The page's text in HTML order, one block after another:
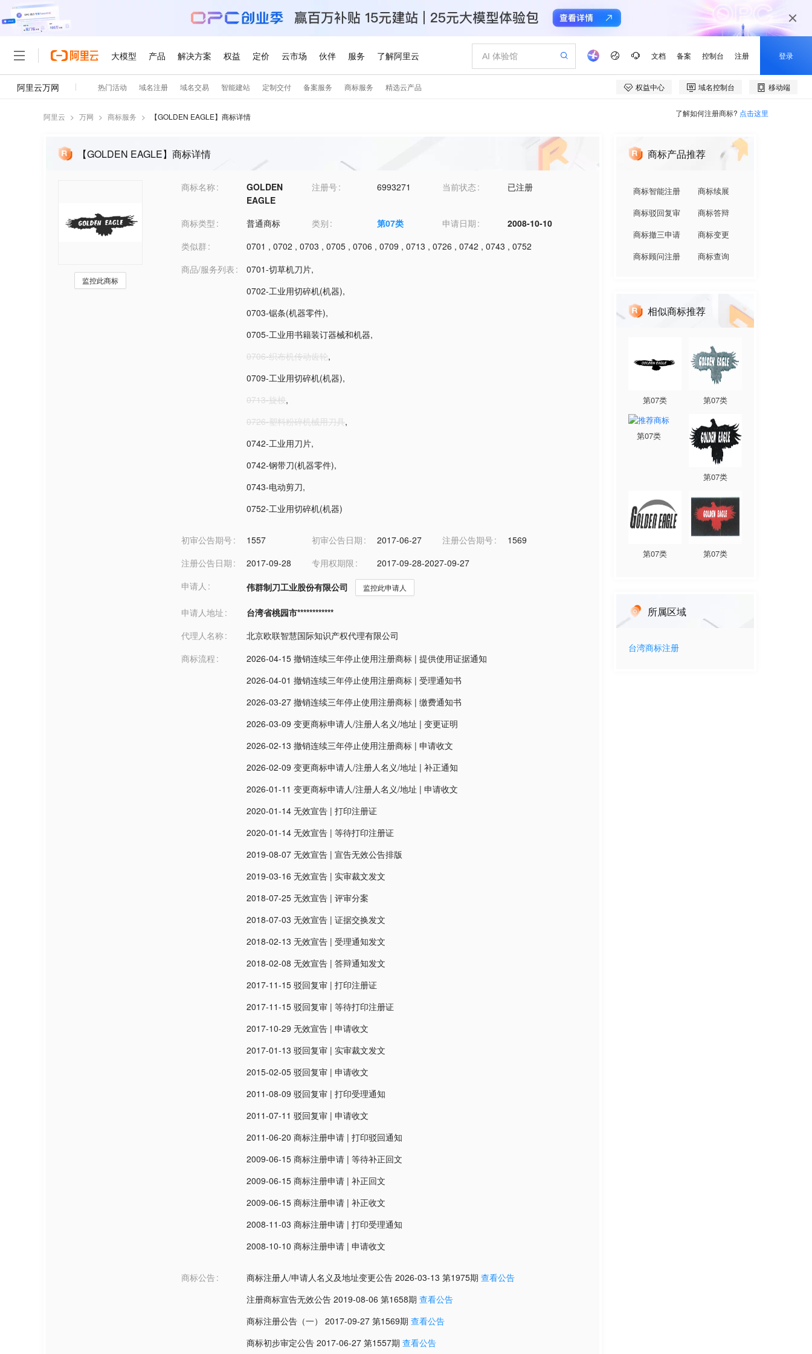
阿里云 > 万网 > 商标服务 > 【GOLDEN EAGLE】商标详情 了解如何注册商标? 点击这里
【GOLDEN EAGLE】商标详情
监控此商标
商标名称
GOLDEN
EAGLE
注册号 6993271 当前状态 已注册
商标类型 普通商标 类别 第07类 申请日期
2008-10-10
类似群
0701 , 0702 , 0703 , 0705 , 0706 , 0709 , 0713 , 0726 , 0742 , 0743 , 0752
商品/服务列表
0701-切草机刀片,
0702-工业用切碎机(机器),
0703-锯条(机器零件),
0705-工业用书籍装订器械和机器,
0706-织布机传动齿轮,
0709-工业用切碎机(机器),
0713-旋梭,
0726-塑料粉碎机械用刀具,
0742-工业用刀片,
0742-钢带刀(机器零件),
0743-电动剪刀,
0752-工业用切碎机(机器)
初审公告期号 1557 初审公告日期 2017-06-27 注册公告期号
1569
注册公告日期
2017-09-28 专用权期限
2017-09-28-2027-09-27
申请人
伟群制刀工业股份有限公司 监控此申请人
申请人地址
台湾省桃园市************
代理人名称
北京欧联智慧国际知识产权代理有限公司
商标流程
2026-04-15 撤销连续三年停止使用注册商标 | 提供使用证据通知
2026-04-01 撤销连续三年停止使用注册商标 | 受理通知书
2026-03-27 撤销连续三年停止使用注册商标 | 缴费通知书
2026-03-09 变更商标申请人/注册人名义/地址 | 变更证明
2026-02-13 撤销连续三年停止使用注册商标 | 申请收文
2026-02-09 变更商标申请人/注册人名义/地址 | 补正通知
2026-01-11 变更商标申请人/注册人名义/地址 | 申请收文
2020-01-14 无效宣告 | 打印注册证
2020-01-14 无效宣告 | 等待打印注册证
2019-08-07 无效宣告 | 宣告无效公告排版
2019-03-16 无效宣告 | 实审裁文发文
2018-07-25 无效宣告 | 评审分案
2018-07-03 无效宣告 | 证据交换发文
2018-02-13 无效宣告 | 受理通知发文
2018-02-08 无效宣告 | 答辩通知发文
2017-11-15 驳回复审 | 打印注册证
2017-11-15 驳回复审 | 等待打印注册证
2017-10-29 无效宣告 | 申请收文
2017-01-13 驳回复审 | 实审裁文发文
2015-02-05 驳回复审 | 申请收文
2011-08-09 驳回复审 | 打印受理通知
2011-07-11 驳回复审 | 申请收文
2011-06-20 商标注册申请 | 打印驳回通知
2009-06-15 商标注册申请 | 等待补正回文
2009-06-15 商标注册申请 | 补正回文
2009-06-15 商标注册申请 | 补正收文
2008-11-03 商标注册申请 | 打印受理通知
2008-10-10 商标注册申请 | 申请收文
商标公告 商标注册人/申请人名义及地址变更公告 2026-03-13 第1975期 查看公告
注册商标宣告无效公告 2019-08-06 第1658期 查看公告
商标注册公告（一）
2017-09-27 第1569期 查看公告
商标初步审定公告 2017-06-27 第1557期 查看公告
商标产品推荐
商标智能注册
商标续展
商标驳回复审
商标答辩
商标撤三申请
商标变更
商标顾问注册
商标查询
相似商标推荐
第07类 第07类
第07类
第07类
第07类 第07类
所属区域
台湾商标注册